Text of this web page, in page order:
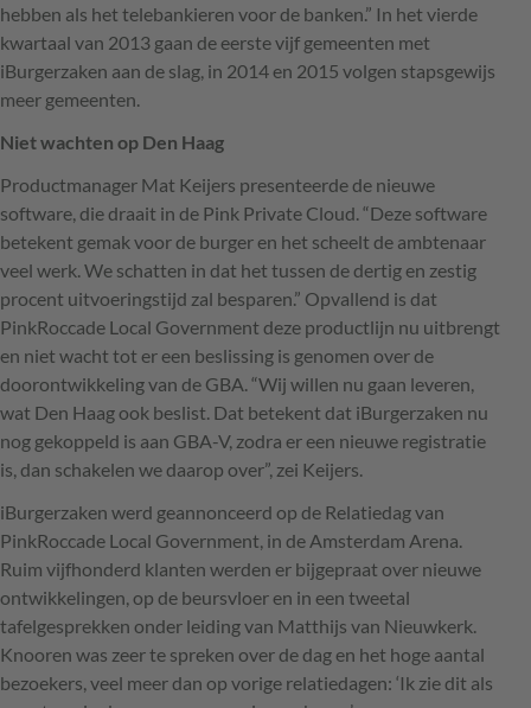
hebben als het telebankieren voor de banken.” In het vierde
kwartaal van 2013 gaan de eerste vijf gemeenten met
iBurgerzaken aan de slag, in 2014 en 2015 volgen stapsgewijs
meer gemeenten.
Niet wachten op Den Haag
Productmanager Mat Keijers presenteerde de nieuwe
software, die draait in de Pink Private Cloud. “Deze software
betekent gemak voor de burger en het scheelt de ambtenaar
veel werk. We schatten in dat het tussen de dertig en zestig
procent uitvoeringstijd zal besparen.” Opvallend is dat
PinkRoccade Local Government deze productlijn nu uitbrengt
en niet wacht tot er een beslissing is genomen over de
doorontwikkeling van de GBA . “Wij willen nu gaan leveren,
wat Den Haag ook beslist. Dat betekent dat iBurgerzaken nu
nog gekoppeld is aan GBA-V, zodra er een nieuwe registratie
is, dan schakelen we daarop over”, zei Keijers.
iBurgerzaken werd geannonceerd op de Relatiedag van
PinkRoccade Local Government, in de Amsterdam Arena.
Ruim vijfhonderd klanten werden er bijgepraat over nieuwe
ontwikkelingen, op de beursvloer en in een tweetal
tafelgesprekken onder leiding van Matthijs van Nieuwkerk.
Knooren was zeer te spreken over de dag en het hoge aantal
bezoekers, veel meer dan op vorige relatiedagen: ‘Ik zie dit als